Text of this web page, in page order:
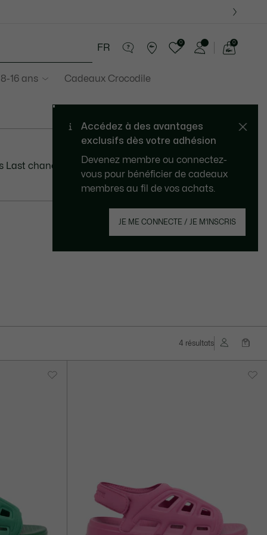
16 ans Cadeaux Crocodile
FR
0 0
Last chance est calculé à partir du prix de
4 résultats